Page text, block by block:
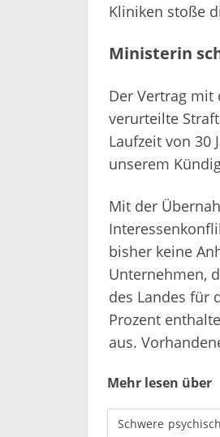
Kliniken stoße
Ministerin
Der Vertrag mit
verurteilte
Laufzeit von 30
unserem
Mit der
bisher keine
Unternehmen,
des Landes für
Prozent
aus.
Mehr lesen über
Schwere